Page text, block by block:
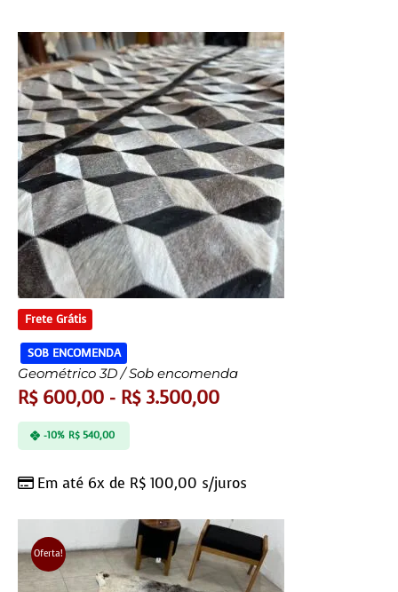
Frete Grátis
SOB ENCOMENDA
Geométrico 3D / Sob encomenda
R$600,00 - R$3.500,00
Em até 6x de R$ 100,00 s/juros
-10% R$540,00
Oferta!